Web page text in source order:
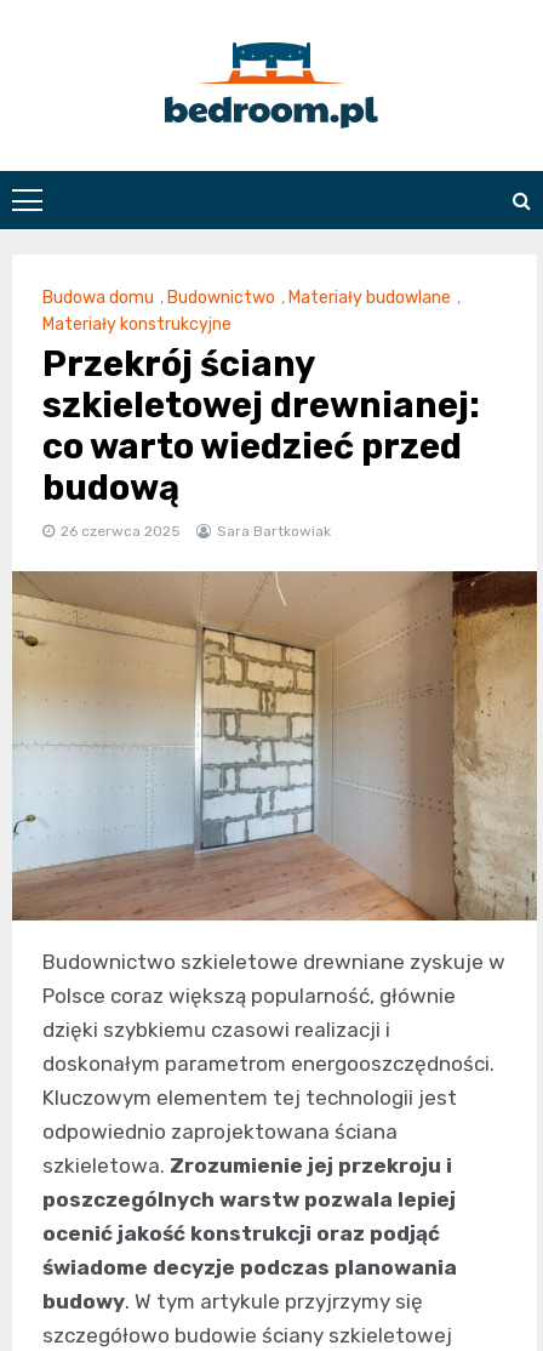
Bedroom.pl
Budowa domu , Budownictwo , Materiały budowlane ,
Materiały konstrukcyjne
Przekrój ściany
szkieletowej drewnianej:
co warto wiedzieć przed
budową
26 czerwca 2025 Sara Bartkowiak
Budownictwo szkieletowe drewniane zyskuje w
Polsce coraz większą popularność, głównie
dzięki szybkiemu czasowi realizacji i
doskonałym parametrom energooszczędności.
Kluczowym elementem tej technologii jest
odpowiednio zaprojektowana ściana
szkieletowa. Zrozumienie jej przekroju i
poszczególnych warstw pozwala lepiej
ocenić jakość konstrukcji oraz podjąć
świadome decyzje podczas planowania
budowy. W tym artykule przyjrzymy się
szczegółowo budowie ściany szkieletowej